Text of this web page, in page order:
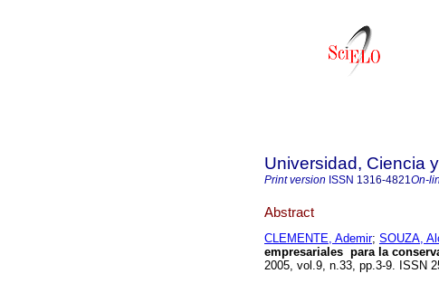
Universidad, Ciencia
Print version ISSN 1316-4821On-
Abstract
CLEMENTE, Ademir; SOUZA,
empresariales para la
2005, vol.9, n.33, pp.3-9. ISSN